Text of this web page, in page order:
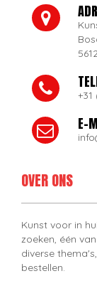
E-
OVER ONS
Kunst voor in
zoeken, één
diverse
bestellen.